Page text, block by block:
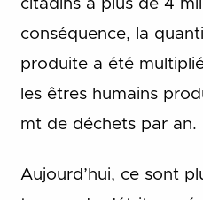
citadins à plus de 4
conséquence, la
produite a été
les êtres humains
mt de déchets par an.
Aujourd’hui, ce sont